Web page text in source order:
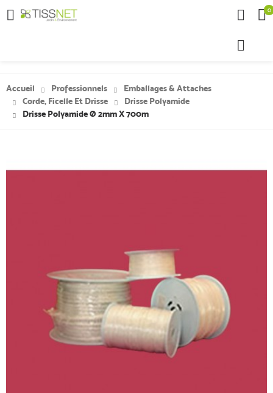
 0
Accueil Professionnels
Emballages & Attaches
Corde, Ficelle Et Drisse
Drisse Polyamide
Drisse Polyamide Ø 2mm X 700m